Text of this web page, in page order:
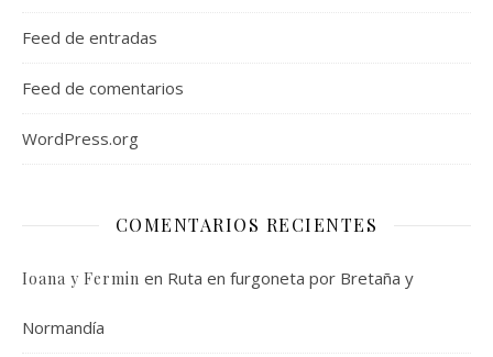
Feed de entradas
Feed de comentarios
WordPress.org
COMENTARIOS RECIENTES
Ioana y Fermin en Ruta en furgoneta por Bretaña y
Normandía